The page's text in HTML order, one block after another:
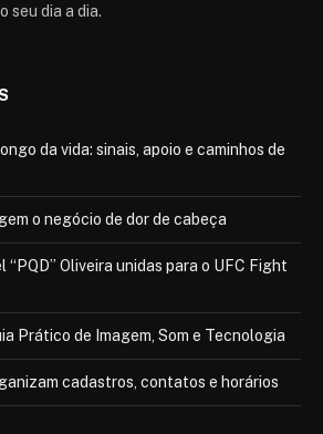
seu dia a dia.
da vida: sinais, apoio e caminhos de
o negócio de dor de cabeça
“PQD” Oliveira unidas para o UFC Fight
Prático de Imagem, Som e Tecnologia
cadastros, contatos e horários